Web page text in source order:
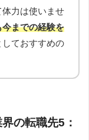
体力は使いませ
までの経験を
しておすすめの
の転職先5：